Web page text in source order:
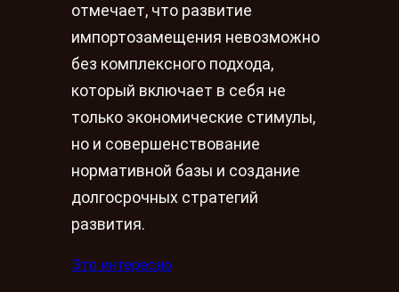
отмечает, что развитие
импортозамещения невозможно
без комплексного подхода,
который включает в себя не
только экономические стимулы,
но и совершенствование
нормативной базы и создание
долгосрочных стратегий
развития.
Это интересно